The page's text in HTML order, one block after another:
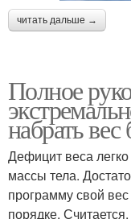
читать дальше →
Полное
набрать
Дефицит веса
массы тела.
программу свой
порядке.